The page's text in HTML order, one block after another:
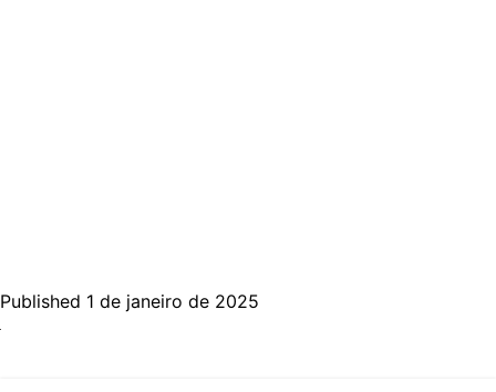
Published 1 de janeiro de 2025